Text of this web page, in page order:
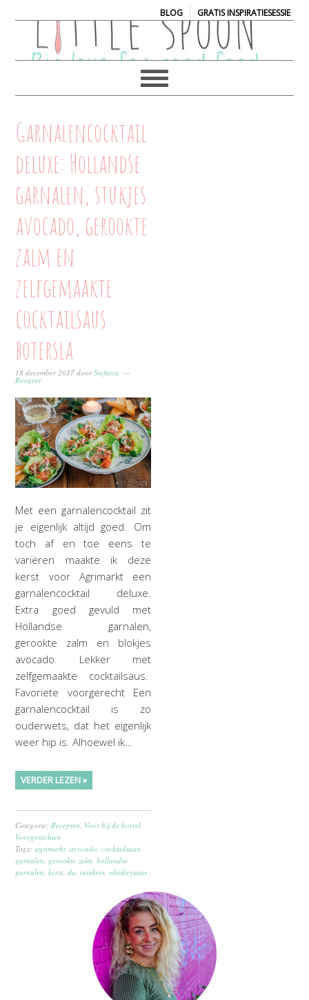
BLOG| GRATIS INSPIRATIESESSIE
Garnalencocktail
deluxe: Hollandse
garnalen, stukjes
avocado, gerookte
zalm en
zelfgemaakte
cocktailsaus
botersla
18 december 2017 doorStefanie
Reageer
Met een garnalencocktail zit
je eigenlijk altijd goed. Om
toch af en toe eens te
variëren maakte ik deze
kerst voor Agrimarkt een
garnalencocktail deluxe.
Extra goed gevuld met
Hollandse garnalen,
gerookte zalm en blokjes
avocado. Lekker met
zelfgemaakte cocktailsaus.
Favoriete voorgerecht Een
garnalencocktail is zo
ouderwets, dat het eigenlijk
weer hip is. Alhoewel ik…
VERDER LEZEN »
Categorie: Recepten Voor bij de borrel
Voorgerechten
Tags:agrimarkt ,avocado ,cocktailsaus
garnalen gerookte zalm ,hollandse
garnalen ,kerst ,sla ,tuinkers ,whiskeysaus